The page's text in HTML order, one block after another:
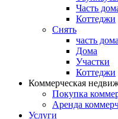
Часть
Коттеджи
Снять
часть дома
Дома
Участки
Коттеджи
Коммерческая
Покупка
Аренда
Услуги